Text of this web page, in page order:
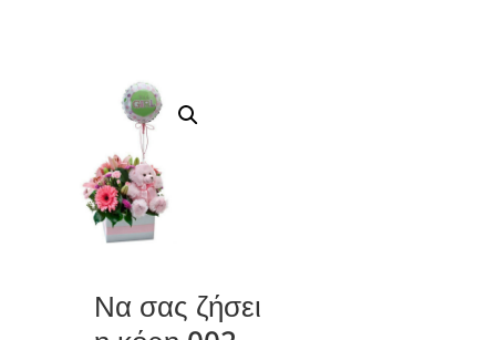
Να σας ζήσει